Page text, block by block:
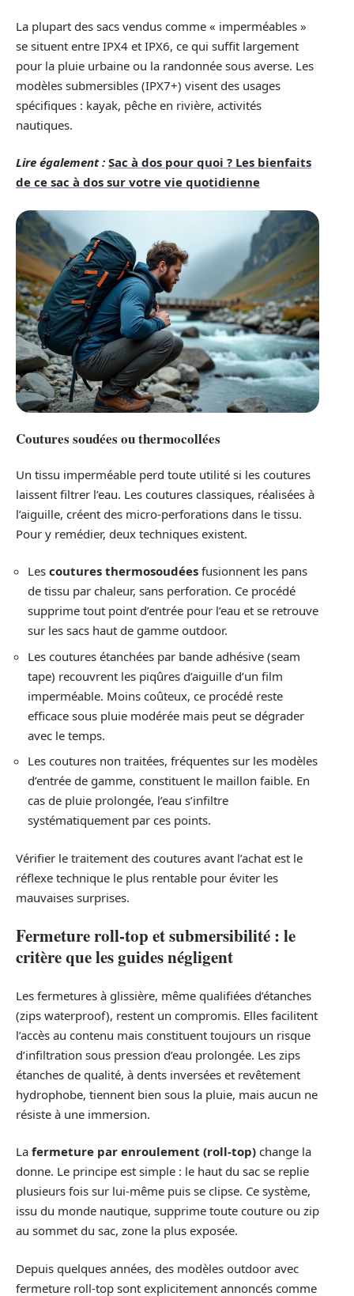
La plupart des sacs vendus comme « imperméables »
se situent entre IPX4 et IPX6, ce qui suffit largement
pour la pluie urbaine ou la randonnée sous averse. Les
modèles submersibles (IPX7+) visent des usages
spécifiques : kayak, pêche en rivière, activités
nautiques.
Lire également : Sac à dos pour quoi ? Les bienfaits
de ce sac à dos sur votre vie quotidienne
Coutures soudées ou thermocollées
Un tissu imperméable perd toute utilité si les coutures
laissent filtrer l’eau. Les coutures classiques, réalisées à
l’aiguille, créent des micro-perforations dans le tissu.
Pour y remédier, deux techniques existent.
Les coutures thermosoudées fusionnent les pans
de tissu par chaleur, sans perforation. Ce procédé
supprime tout point d’entrée pour l’eau et se retrouve
sur les sacs haut de gamme outdoor.
Les coutures étanchées par bande adhésive (seam
tape) recouvrent les piqûres d’aiguille d’un film
imperméable. Moins coûteux, ce procédé reste
efficace sous pluie modérée mais peut se dégrader
avec le temps.
Les coutures non traitées, fréquentes sur les modèles
d’entrée de gamme, constituent le maillon faible. En
cas de pluie prolongée, l’eau s’infiltre
systématiquement par ces points.
Vérifier le traitement des coutures avant l’achat est le
réflexe technique le plus rentable pour éviter les
mauvaises surprises.
Fermeture roll-top et submersibilité : le
critère que les guides négligent
Les fermetures à glissière, même qualifiées d’étanches
(zips waterproof), restent un compromis. Elles facilitent
l’accès au contenu mais constituent toujours un risque
d’infiltration sous pression d’eau prolongée. Les zips
étanches de qualité, à dents inversées et revêtement
hydrophobe, tiennent bien sous la pluie, mais aucun ne
résiste à une immersion.
La fermeture par enroulement (roll-top) change la
donne. Le principe est simple : le haut du sac se replie
plusieurs fois sur lui-même puis se clipse. Ce système,
issu du monde nautique, supprime toute couture ou zip
au sommet du sac, zone la plus exposée.
Depuis quelques années, des modèles outdoor avec
fermeture roll-top sont explicitement annoncés comme